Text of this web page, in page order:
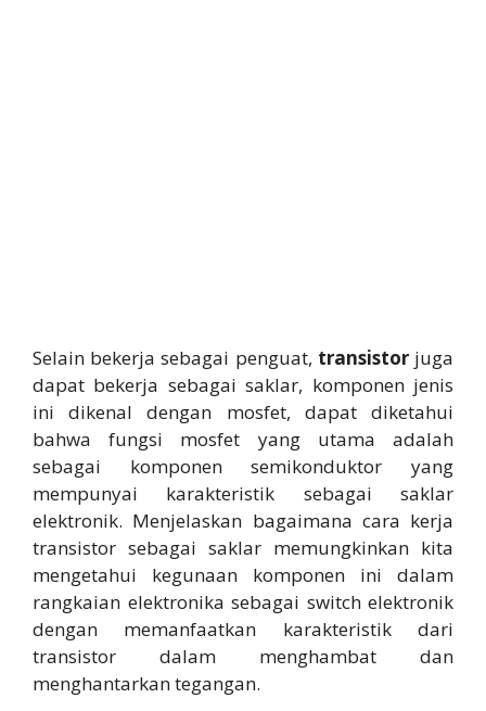
Selain bekerja sebagai penguat, transistorjuga
dapat bekerja sebagai saklar, komponen jenis
ini dikenal dengan mosfet, dapat diketahui
bahwa fungsi mosfet yang utama adalah
sebagai komponen semikonduktor yang
mempunyai karakteristik sebagai saklar
elektronik. Menjelaskan bagaimana cara kerja
transistor sebagai saklar memungkinkan kita
mengetahui kegunaan komponen ini dalam
rangkaian elektronika sebagai switch elektronik
dengan memanfaatkan karakteristik dari
transistor dalam menghambat dan
menghantarkan tegangan.